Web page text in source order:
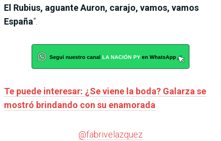
El Rubius, aguante Auron, carajo, vamos, vamos
España”.
Te puede interesar: ¿Se viene la boda? Galarza se
mostró brindando con su enamorada
@fabrivelazquez